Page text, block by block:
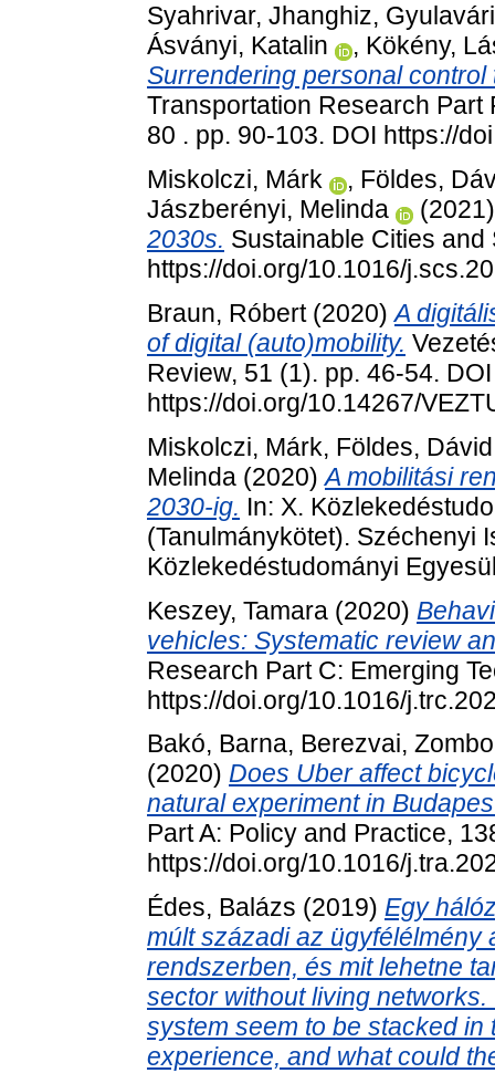
Syahrivar, Jhanghiz,
Ásványi, Katalin
, Kökény,
Surrendering personal
Transportation Research Part
80 . pp. 90-103. DOI https://
Miskolczi, Márk
, Földes,
Jászberényi, Melinda
2030s. Sustainable Cities and
https://doi.org/10.1016/
Braun, Róbert(2020)A
of digital (auto)mobility.
Review, 51 (1). pp. 46-54. DOI
https://doi.org/10.14267/
Miskolczi, Márk, Földes, Dávid
Melinda (2020)A mobilitási
2030-ig. In: X.
(Tanulmánykötet). Széchenyi
Közlekedéstudományi
Keszey, Tamara (2020)
vehicles: Systematic review
Research Part C: Emerging
https://doi.org/10.1016/
Bakó, Barna, Berezvai,
(2020) Does Uber affect
natural experiment in
Part A: Policy and Practice,
https://doi.org/10.1016/
Édes, Balázs (2019) Egy
múlt századi az
rendszerben, és mit lehetne
sector without living
system seem to be stacked
experience, and what could